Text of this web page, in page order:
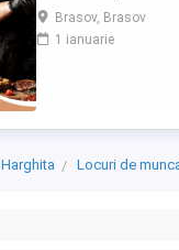
responsabilă si ai
paneuri garnituri si
TREBUIE SĂ FACI :
Brasov, Brasov
1 ianuarie
Harghita Locuri de